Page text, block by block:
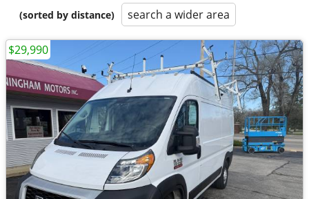
(sorted by distance)
search a wider area
$29,990